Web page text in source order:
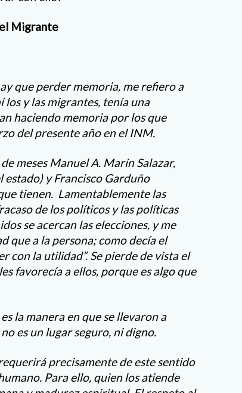
Migrante
que perder memoria, me refiero a
y las migrantes, tenía una
haciendo memoria por los que
del presente año en el INM.
meses Manuel A. Marín Salazar,
y Francisco Garduño
tienen. Lamentablemente las
de los políticos y las políticas
se acercan las elecciones, y me
que a la persona; como decía el
con la utilidad”. Se pierde de vista el
favorecía a ellos, porque es algo que
la manera en que se llevaron a
es un lugar seguro, ni digno.
precisamente de este sentido
Para ello, quien los atiende